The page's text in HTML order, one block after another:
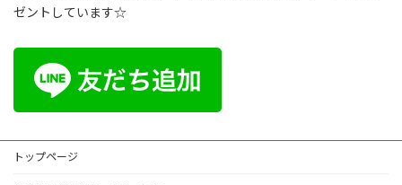
ゼントしています☆
トップページ